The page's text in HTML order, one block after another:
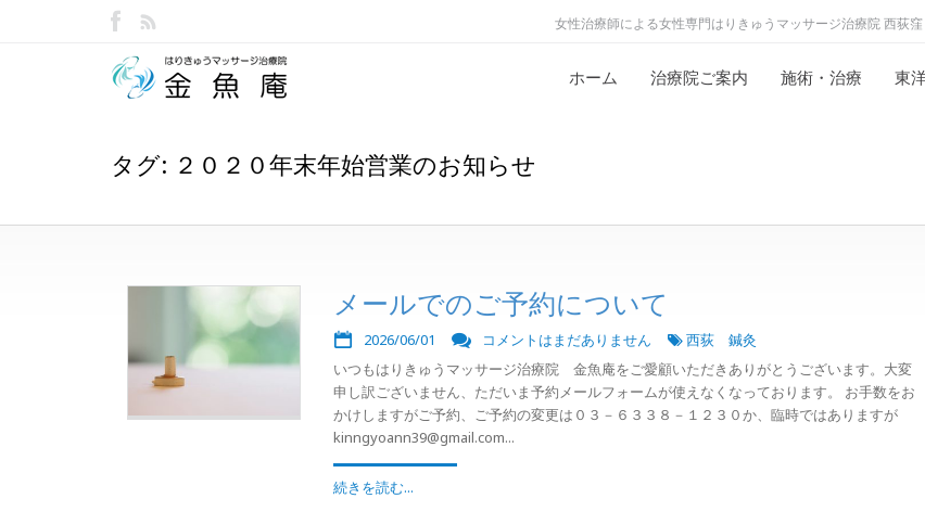
女性治療師による女性専門はりきゅうマッサージ治療院 西荻窪
ホーム 治療院ご案内 施術・治療 東
タグ: ２０２０年末年始営業のお知らせ
メールでのご予約について
2026/06/01 コメントはまだありません
西荻 鍼灸
いつもはりきゅうマッサージ治療院 金魚庵をご愛顧いただきありがとうございます。大変
申し訳ございません、ただいま予約メールフォームが使えなくなっております。 お手数をお
かけしますがご予約、ご予約の変更は０３－６３３８－１２３０か、臨時ではありますが
kinngyoann39@gmail.com...
続きを読む...